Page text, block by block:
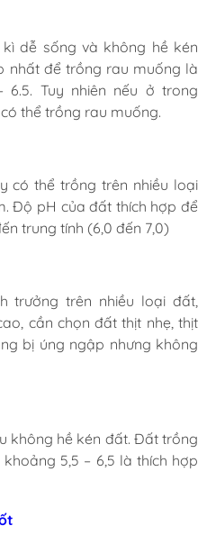
dễ sống và không hề kén
nhất để trồng rau muống là
Tuy nhiên nếu ở trong
thể trồng rau muống.
có thể trồng trên nhiều loại
Độ pH của đất thích hợp để
trung tính (6,0 đến 7,0)
trưởng trên nhiều loại đất,
cần chọn đất thịt nhẹ, thịt
bị úng ngập nhưng không
không hề kén đất. Đất trồng
5,5 – 6,5 là thích hợp